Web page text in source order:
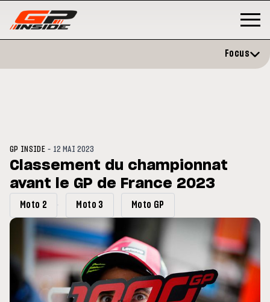
du GP de Grande-
MOTO GP
retour en septembre
Focus
GP INSIDE - 12 MAI 2023
Classement du championnat
avant le GP de France 2023
Moto 2 Moto 3 Moto GP